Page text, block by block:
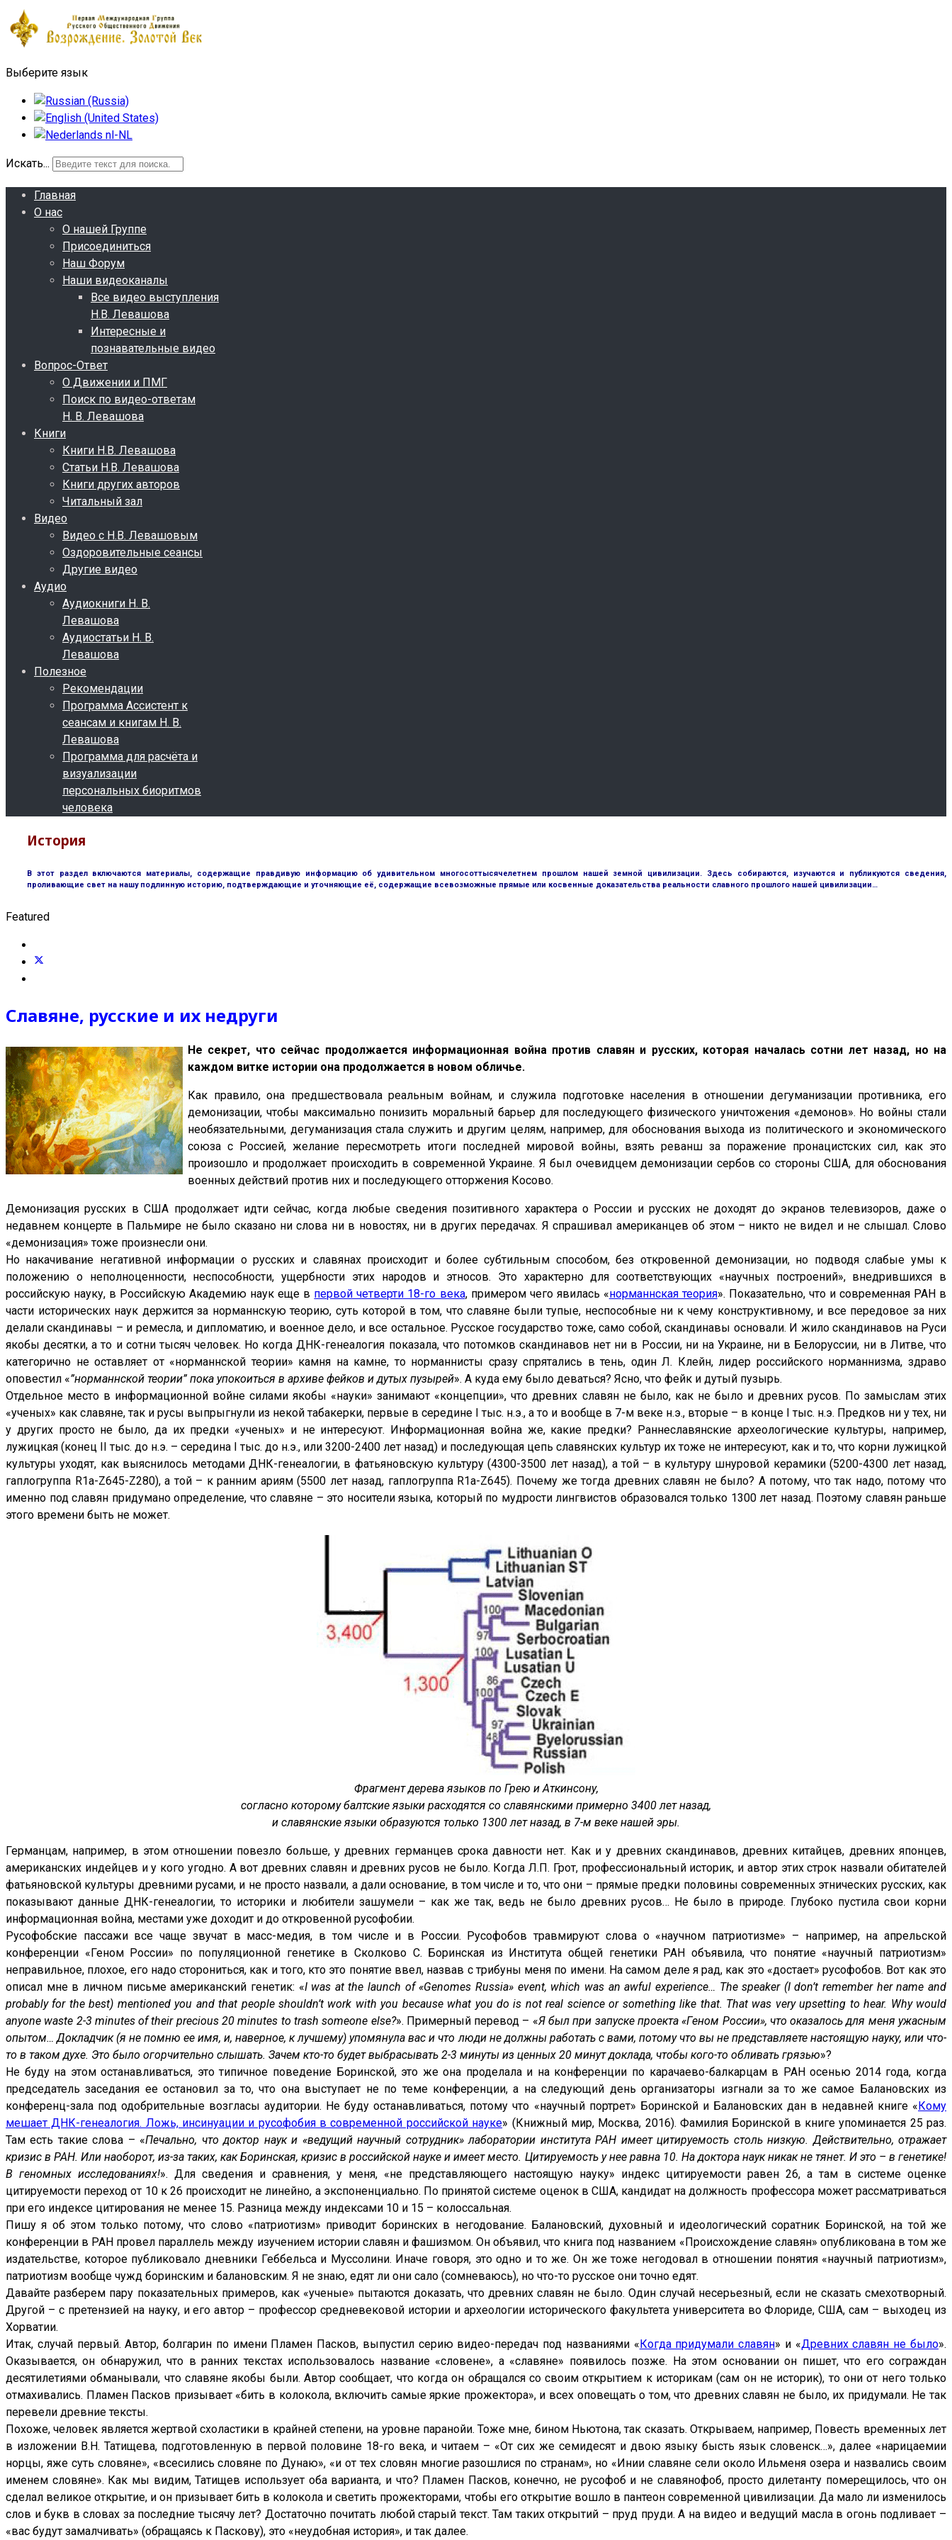
Выберите язык
Искать...
Главная
О нас
О нашей Группе
Присоединиться
Наш Форум
Наши видеоканалы
Все видео выступления
Н.В. Левашова
Интересные и
познавательные видео
Вопрос-Ответ
О Движении и ПМГ
Поиск по видео-ответам
Н. В. Левашова
Книги
Книги Н.В. Левашова
Статьи Н.В. Левашова
Книги других авторов
Читальный зал
Видео
Видео с Н.В. Левашовым
Оздоровительные сеансы
Другие видео
Аудио
Аудиокниги Н. В.
Левашова
Аудиостатьи Н. В.
Левашова
Полезное
Рекомендации
Программа Ассистент к
сеансам и книгам Н. В.
Левашова
Программа для расчёта и
визуализации
персональных биоритмов
человека
История
В этот раздел включаются материалы, содержащие правдивую информацию об удивительном многосоттысячелетнем прошлом нашей земной цивилизации. Здесь собираются, изучаются и публикуются сведения,
проливающие свет на нашу подлинную историю, подтверждающие и уточняющие её, содержащие всевозможные прямые или косвенные доказательства реальности славного прошлого нашей цивилизации…
Featured
Славяне, русские и их недруги
Не секрет, что сейчас продолжается информационная война против славян и русских, которая началась сотни лет назад, но на
каждом витке истории она продолжается в новом обличье.
Как правило, она предшествовала реальным войнам, и служила подготовке населения в отношении дегуманизации противника, его
демонизации, чтобы максимально понизить моральный барьер для последующего физического уничтожения «демонов». Но войны стали
необязательными, дегуманизация стала служить и другим целям, например, для обоснования выхода из политического и экономического
союза с Россией, желание пересмотреть итоги последней мировой войны, взять реванш за поражение пронацистских сил, как это
произошло и продолжает происходить в современной Украине. Я был очевидцем демонизации сербов со стороны США, для обоснования
военных действий против них и последующего отторжения Косово.
Демонизация русских в США продолжает идти сейчас, когда любые сведения позитивного характера о России и русских не доходят до экранов телевизоров, даже о
недавнем концерте в Пальмире не было сказано ни слова ни в новостях, ни в других передачах. Я спрашивал американцев об этом – никто не видел и не слышал. Слово
«демонизация» тоже произнесли они.
Но накачивание негативной информации о русских и славянах происходит и более субтильным способом, без откровенной демонизации, но подводя слабые умы к
положению о неполноценности, неспособности, ущербности этих народов и этносов. Это характерно для соответствующих «научных построений», внедрившихся в
российскую науку, в Российскую Академию наук еще в первой четверти 18-го века, примером чего явилась «норманнская теория». Показательно, что и современная РАН в
части исторических наук держится за норманнскую теорию, суть которой в том, что славяне были тупые, неспособные ни к чему конструктивному, и все передовое за них
делали скандинавы – и ремесла, и дипломатию, и военное дело, и все остальное. Русское государство тоже, само собой, скандинавы основали. И жило скандинавов на Руси
якобы десятки, а то и сотни тысяч человек. Но когда ДНК-генеалогия показала, что потомков скандинавов нет ни в России, ни на Украине, ни в Белоруссии, ни в Литве, что
категорично не оставляет от «норманнской теории» камня на камне, то норманнисты сразу спрятались в тень, один Л. Клейн, лидер российского норманнизма, здраво
оповестил «”норманнской теории” пока упокоиться в архиве фейков и дутых пузырей». А куда ему было деваться? Ясно, что фейк и дутый пузырь.
Отдельное место в информационной войне силами якобы «науки» занимают «концепции», что древних славян не было, как не было и древних русов. По замыслам этих
«ученых» как славяне, так и русы выпрыгнули из некой табакерки, первые в середине I тыс. н.э., а то и вообще в 7-м веке н.э., вторые – в конце I тыс. н.э. Предков ни у тех, ни
у других просто не было, да их предки «ученых» и не интересуют. Информационная война же, какие предки? Раннеславянские археологические культуры, например,
лужицкая (конец II тыс. до н.э. – середина I тыс. до н.э., или 3200-2400 лет назад) и последующая цепь славянских культур их тоже не интересуют, как и то, что корни лужицкой
культуры уходят, как выяснилось методами ДНК-генеалогии, в фатьяновскую культуру (4300-3500 лет назад), а той – в культуру шнуровой керамики (5200-4300 лет назад,
гаплогруппа R1a-Z645-Z280), а той – к ранним ариям (5500 лет назад, гаплогруппа R1a-Z645). Почему же тогда древних славян не было? А потому, что так надо, потому что
именно под славян придумано определение, что славяне – это носители языка, который по мудрости лингвистов образовался только 1300 лет назад. Поэтому славян раньше
этого времени быть не может.
Фрагмент дерева языков по Грею и Аткинсону,
согласно которому балтские языки расходятся со славянскими примерно 3400 лет назад,
и славянские языки образуются только 1300 лет назад, в 7-м веке нашей эры.
Германцам, например, в этом отношении повезло больше, у древних германцев срока давности нет. Как и у древних скандинавов, древних китайцев, древних японцев,
американских индейцев и у кого угодно. А вот древних славян и древних русов не было. Когда Л.П. Грот, профессиональный историк, и автор этих строк назвали обитателей
фатьяновской культуры древними русами, и не просто назвали, а дали основание, в том числе и то, что они – прямые предки половины современных этнических русских, как
показывают данные ДНК-генеалогии, то историки и любители зашумели – как же так, ведь не было древних русов… Не было в природе. Глубоко пустила свои корни
информационная война, местами уже доходит и до откровенной русофобии.
Русофобские пассажи все чаще звучат в масс-медия, в том числе и в России. Русофобов травмируют слова о «научном патриотизме» – например, на апрельской
конференции «Геном России» по популяционной генетике в Сколково С. Боринская из Института общей генетики РАН объявила, что понятие «научный патриотизм»
неправильное, плохое, его надо сторониться, как и того, кто это понятие ввел, назвав с трибуны меня по имени. На самом деле я рад, как это «достает» русофобов. Вот как это
описал мне в личном письме американский генетик: «I was at the launch of «Genomes Russia» event, which was an awful experience… The speaker (I don’t remember her name and
probably for the best) mentioned you and that people shouldn’t work with you because what you do is not real science or something like that. That was very upsetting to hear. Why would
anyone waste 2-3 minutes of their precious 20 minutes to trash someone else?». Примерный перевод – «Я был при запуске проекта «Геном России», что оказалось для меня ужасным
опытом… Докладчик (я не помню ее имя, и, наверное, к лучшему) упомянула вас и что люди не должны работать с вами, потому что вы не представляете настоящую науку, или что-
то в таком духе. Это было огорчительно слышать. Зачем кто-то будет выбрасывать 2-3 минуты из ценных 20 минут доклада, чтобы кого-то обливать грязью»?
Не буду на этом останавливаться, это типичное поведение Боринской, это же она проделала и на конференции по карачаево-балкарцам в РАН осенью 2014 года, когда
председатель заседания ее остановил за то, что она выступает не по теме конференции, а на следующий день организаторы изгнали за то же самое Балановских из
конференц-зала под одобрительные возгласы аудитории. Не буду останавливаться, потому что «научный портрет» Боринской и Балановских дан в недавней книге « Кому
мешает ДНК-генеалогия. Ложь, инсинуации и русофобия в современной российской науке» (Книжный мир, Москва, 2016). Фамилия Боринской в книге упоминается 25 раз.
Там есть такие слова – «Печально, что доктор наук и «ведущий научный сотрудник» лаборатории института РАН имеет цитируемость столь низкую. Действительно, отражает
кризис в РАН. Или наоборот, из-за таких, как Боринская, кризис в российской науке и имеет место. Цитируемость у нее равна 10. На доктора наук никак не тянет. И это – в генетике!
В геномных исследованиях!». Для сведения и сравнения, у меня, «не представляющего настоящую науку» индекс цитируемости равен 26, а там в системе оценке
цитируемости переход от 10 к 26 происходит не линейно, а экспоненциально. По принятой системе оценок в США, кандидат на должность профессора может рассматриваться
при его индексе цитирования не менее 15. Разница между индексами 10 и 15 – колоссальная.
Пишу я об этом только потому, что слово «патриотизм» приводит боринских в негодование. Балановский, духовный и идеологический соратник Боринской, на той же
конференции в РАН провел параллель между изучением истории славян и фашизмом. Он объявил, что книга под названием «Происхождение славян» опубликована в том же
издательстве, которое публиковало дневники Геббельса и Муссолини. Иначе говоря, это одно и то же. Он же тоже негодовал в отношении понятия «научный патриотизм»,
патриотизм вообще чужд боринским и балановским. Я не знаю, едят ли они сало (сомневаюсь), но что-то русское они точно едят.
Давайте разберем пару показательных примеров, как «ученые» пытаются доказать, что древних славян не было. Один случай несерьезный, если не сказать смехотворный.
Другой – с претензией на науку, и его автор – профессор средневековой истории и археологии исторического факультета университета во Флориде, США, сам – выходец из
Хорватии.
Итак, случай первый. Автор, болгарин по имени Пламен Пасков, выпустил серию видео-передач под названиями « Когда придумали славян» и «Древних славян не было».
Оказывается, он обнаружил, что в ранних текстах использовалось название «словене», а «славяне» появилось позже. На этом основании он пишет, что его сограждан
десятилетиями обманывали, что славяне якобы были. Автор сообщает, что когда он обращался со своим открытием к историкам (сам он не историк), то они от него только
отмахивались. Пламен Пасков призывает «бить в колокола, включить самые яркие прожектора», и всех оповещать о том, что древних славян не было, их придумали. Не так
перевели древние тексты.
Похоже, человек является жертвой схоластики в крайней степени, на уровне паранойи. Тоже мне, бином Ньютона, так сказать. Открываем, например, Повесть временных лет
в изложении В.Н. Татищева, подготовленную в первой половине 18-го века, и читаем – «От сих же семидесят и двою языку бысть язык словенск…», далее «нарицаемии
норцы, яже суть словяне», «всесились словяне по Дунаю», «и от тех словян многие разошлися по странам», но «Инии славяне сели около Ильменя озера и назвались своим
именем словяне». Как мы видим, Татищев использует оба варианта, и что? Пламен Пасков, конечно, не русофоб и не славянофоб, просто дилетанту померещилось, что он
сделал великое открытие, и он призывает бить в колокола и светить прожекторами, чтобы его открытие вошло в пантеон современной цивилизации. Да мало ли изменилось
слов и букв в словах за последние тысячу лет? Достаточно почитать любой старый текст. Там таких открытий – пруд пруди. А на видео и ведущий масла в огонь подливает –
«вас будут замалчивать» (обращаясь к Паскову), это «неудобная история», и так далее.